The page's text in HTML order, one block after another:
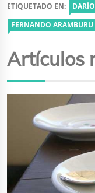
ETIQUETADO EN:
FERNANDO ARAMBURU
Artículos